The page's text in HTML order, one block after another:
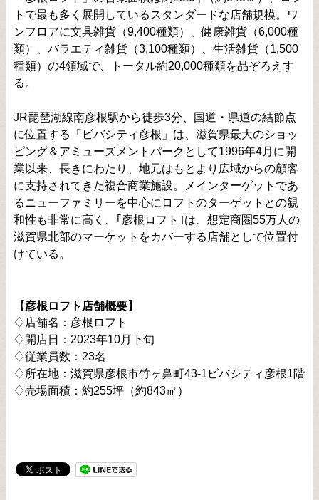
トで最も多く展開しているスタンダードな店舗規模。ワ
ンフロアに文具雑貨（9,400種類）、健康雑貨（6,000種
類）、バラエティ雑貨（3,100種類）、生活雑貨（1,500
種類）の4領域で、トータル約20,000種類を品ぞろえす
る。
JR琵琶湖線南彦根駅から徒歩3分、国道・県道の結節点
に位置する「ビバシティ彦根」は、滋賀県最大のショッ
ピング＆アミューズメントパークとして1996年4月に開
業以来、長きにわたり、地元はもとより広域からの顧客
に支持されてきた複合商業施設。メインターゲットであ
るニューファミリーを中心にロフトのターゲットとの親
和性も非常に高く、｢彦根ロフト｣は、想定商圏55万人の
滋賀県北部のマーケットをカバーする店舗として位置付
けている。
【彦根ロフト店舗概要】
♢店舗名：彦根ロフト
♢開店日：2023年10月下旬
♢従業員数：23名
♢所在地：滋賀県彦根市竹ヶ鼻町43-1ビバシティ彦根1階
♢売場面積：約255坪（約843㎡）